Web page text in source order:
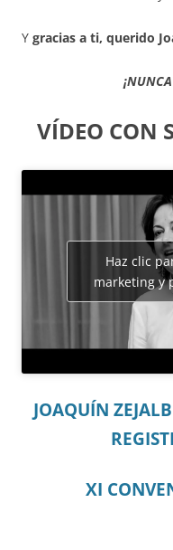
Y gracias a ti, querido
VÍDEO CON
Haz clic
marketing y
JOAQUÍN
XI